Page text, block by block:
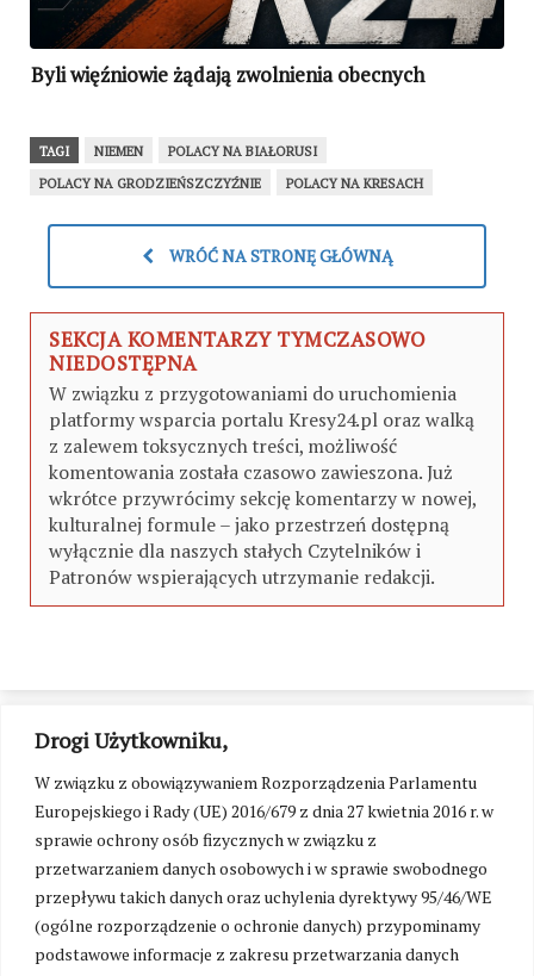
Drogi Użytkowniku,
W związku z obowiązywaniem Rozporządzenia Parlamentu
Europejskiego i Rady (UE) 2016/679 z dnia 27 kwietnia 2016 r. w
sprawie ochrony osób fizycznych w związku z
przetwarzaniem danych osobowych i w sprawie swobodnego
przepływu takich danych oraz uchylenia dyrektywy 95/46/WE
(ogólne rozporządzenie o ochronie danych) przypominamy
podstawowe informacje z zakresu przetwarzania danych
Byli więźniowie żądają zwolnienia obecnych
TAGI NIEMEN
POLACY NA BIAŁORUSI
POLACY NA GRODZIEŃSZCZYŹNIE
POLACY NA KRESACH
WRÓĆ NA STRONĘ GŁÓWNĄ
SEKCJA KOMENTARZY TYMCZASOWO
NIEDOSTĘPNA
W związku z przygotowaniami do uruchomienia
platformy wsparcia portalu Kresy24.pl oraz walką
z zalewem toksycznych treści, możliwość
komentowania została czasowo zawieszona. Już
wkrótce przywrócimy sekcję komentarzy w nowej,
kulturalnej formule – jako przestrzeń dostępną
wyłącznie dla naszych stałych Czytelników i
Patronów wspierających utrzymanie redakcji.